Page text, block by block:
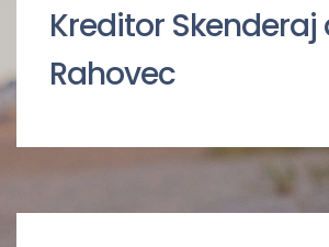
Kreditor Skenderaj
Rahovec